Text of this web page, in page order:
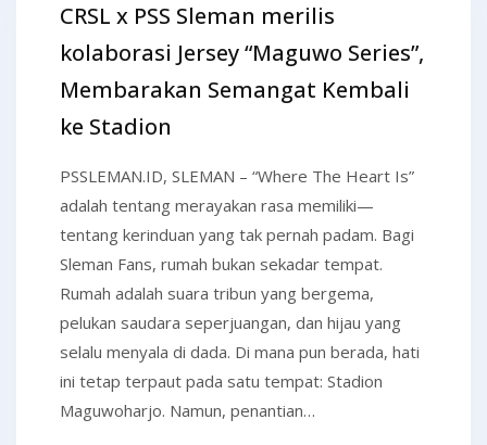
CRSL x PSS Sleman merilis
kolaborasi Jersey “Maguwo Series”,
Membarakan Semangat Kembali
ke Stadion
PSSLEMAN.ID, SLEMAN – “Where The Heart Is”
adalah tentang merayakan rasa memiliki—
tentang kerinduan yang tak pernah padam. Bagi
Sleman Fans, rumah bukan sekadar tempat.
Rumah adalah suara tribun yang bergema,
pelukan saudara seperjuangan, dan hijau yang
selalu menyala di dada. Di mana pun berada, hati
ini tetap terpaut pada satu tempat: Stadion
Maguwoharjo. Namun, penantian…